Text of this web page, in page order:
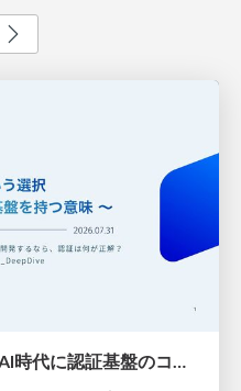
Better Authという選択──AI時代に認証基盤のコードを持つ意味とは / better-auth-ai-era